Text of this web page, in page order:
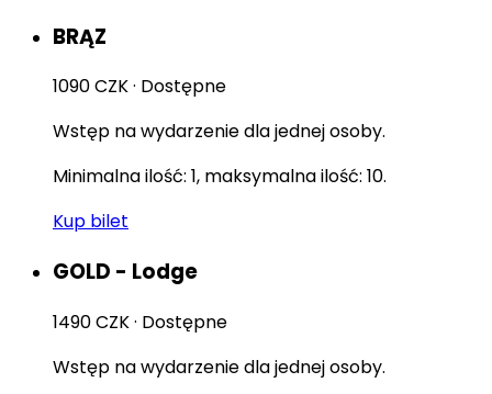
BRĄZ
1090 CZK· Dostępne
Wstęp na wydarzenie dla jednej osoby.
Minimalna ilość: 1, maksymalna ilość: 10.
Kup bilet
GOLD - Lodge
1490 CZK· Dostępne
Wstęp na wydarzenie dla jednej osoby.